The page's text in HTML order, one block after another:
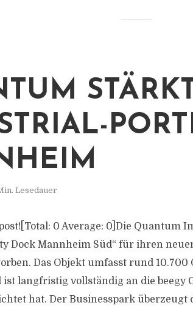
Lesedauer
0 Average: 0]Die Quantum
Dock Mannheim Süd“ für ihren
Das Objekt umfasst rund
langfristig vollständig an die beegy
hat. Der Businesspark überzeugt